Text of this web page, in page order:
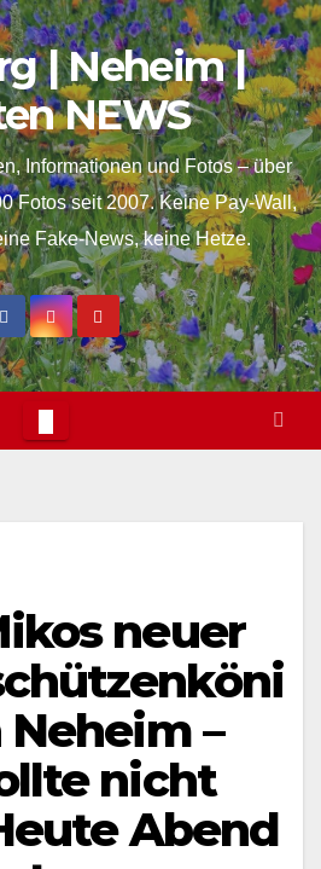
| Neheim |
NEWS
Informationen und Fotos – über
Fotos seit 2007. Keine Pay-Wall,
Fake-News, keine Hetze.
neuer
Neheim –
nicht
Abend